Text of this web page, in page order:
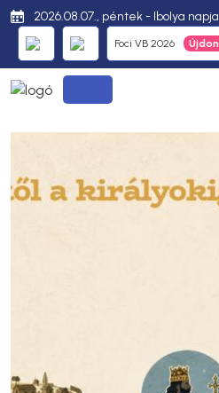
2026.08.07., péntek - Ibolya napja
Foci VB 2026